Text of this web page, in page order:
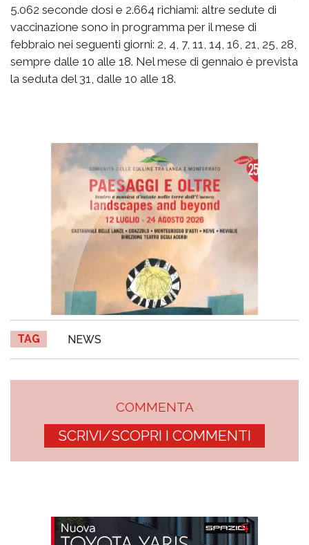
5.062 seconde dosi e 2.664 richiami: altre sedute di
vaccinazione sono in programma per il mese di
febbraio nei seguenti giorni: 2, 4, 7, 11, 14, 16, 21, 25, 28,
sempre dalle 10 alle 18. Nel mese di gennaio è prevista
la seduta del 31, dalle 10 alle 18.
TAG NEWS
COMMENTA
SCRIVI/SCOPRI I COMMENTI